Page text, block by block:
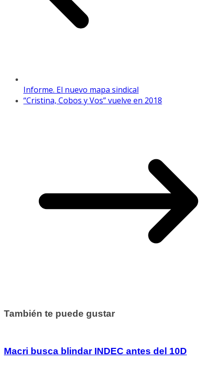
Informe. El nuevo mapa sindical
“Cristina, Cobos y Vos” vuelve en 2018
También te puede gustar
Macri busca blindar INDEC antes del 10D